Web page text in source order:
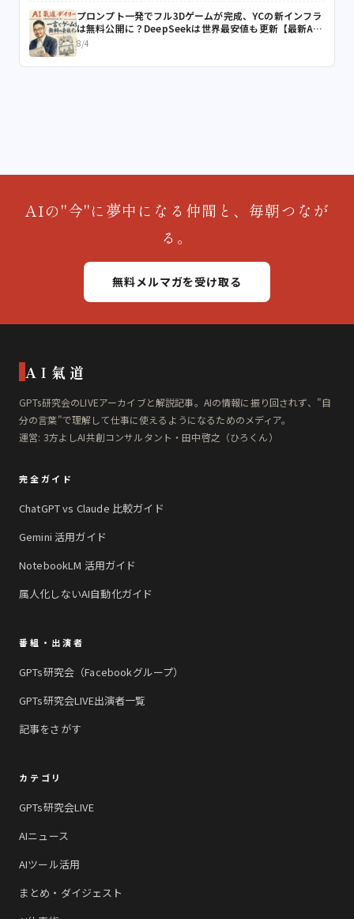
プロンプト一発でフル3Dゲームが完成、YCの新インフラ
は無料公開に？DeepSeekは世界最安値も更新【最新AI
ニュース解説】2026年8月4日号
8/4
AIの"今"に夢中になる仲間と、毎朝つなが
る。
無料メルマガを受け取る
AI氣道
GPTs研究会のLIVEアーカイブと解説記事。AIの情報に振り回されず、"自
分の言葉"で理解して仕事に使えるようになるためのメディア。
運営: 3方よしAI共創コンサルタント・田中啓之（ひろくん）
完全ガイド
ChatGPT vs Claude 比較ガイド
Gemini 活用ガイド
NotebookLM 活用ガイド
属人化しないAI自動化ガイド
番組・出演者
GPTs研究会（Facebookグループ）
GPTs研究会LIVE出演者一覧
記事をさがす
カテゴリ
GPTs研究会LIVE
AIニュース
AIツール活用
まとめ・ダイジェスト